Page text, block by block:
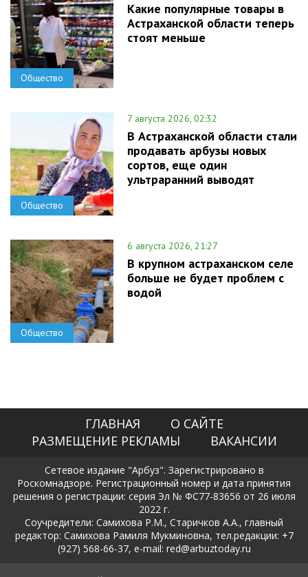
Общество
Какие популярные товары в
Астраханской области теперь
стоят меньше
Общество
7 августа 2026, 02:32
В Астраханской области стали
продавать арбузы новых
сортов, еще один
ультраранний выводят
Общество
6 августа 2026, 21:27
В крупном астраханском селе
больше не будет проблем с
водой
ГЛАВНАЯ
О САЙТЕ
РАЗМЕЩЕНИЕ РЕКЛАМЫ
ВАКАНСИИ
Сетевое издание "Арбуз". Зарегистрировано в
Роскомнадзоре. Регистрационный номер и дата принятия
решения о регистрации: серия Эл № ФС77-83656 от 26 июля
2022 г.
Соучредители: Самихова Р.М., Старичков А.А., главный
редактор: Самихова Рамиля Мукминовна, тел.редакции: +7
(927) 568-66-37, e-mail: red@arbuztoday.ru